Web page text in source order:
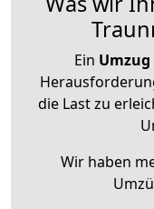
Ein Umzug
die Last zu
Wir haben